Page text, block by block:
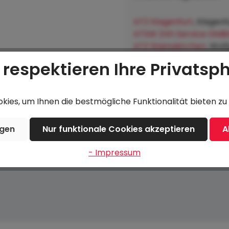
ATZ Klagenfurt ,
ATSW 24h Service GMBH
ATZ Steinakirchen,
Hofkirchen an der
Ihre
um Ihnen die bestmögliche Funktionalität bieten zu
Nur funktionale Cookies akzeptieren
- Impressum